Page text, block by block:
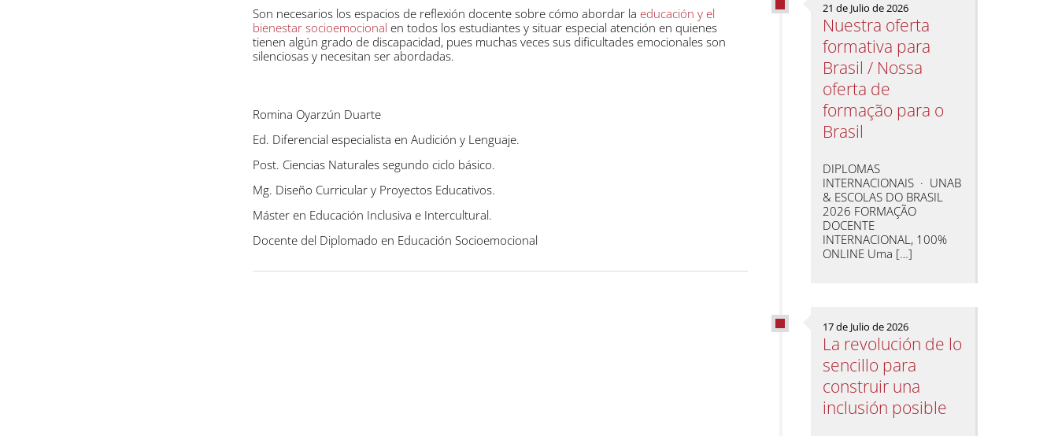
Son necesarios los espacios de reflexión docente sobre cómo abordar la educación y el
bienestar socioemocional en todos los estudiantes y situar especial atención en quienes
tienen algún grado de discapacidad, pues muchas veces sus dificultades emocionales son
silenciosas y necesitan ser abordadas.
Romina Oyarzún Duarte
Ed. Diferencial especialista en Audición y Lenguaje.
Post. Ciencias Naturales segundo ciclo básico.
Mg. Diseño Curricular y Proyectos Educativos.
Máster en Educación Inclusiva e Intercultural.
Docente del Diplomado en Educación Socioemocional
21 de Julio de 2026
Nuestra oferta
formativa para
Brasil / Nossa
oferta de
formação para o
Brasil
DIPLOMAS
INTERNACIONAIS · UNAB
& ESCOLAS DO BRASIL
2026 FORMAÇÃO
DOCENTE
INTERNACIONAL, 100%
ONLINE Uma […]
17 de Julio de 2026
La revolución de lo
sencillo para
construir una
inclusión posible